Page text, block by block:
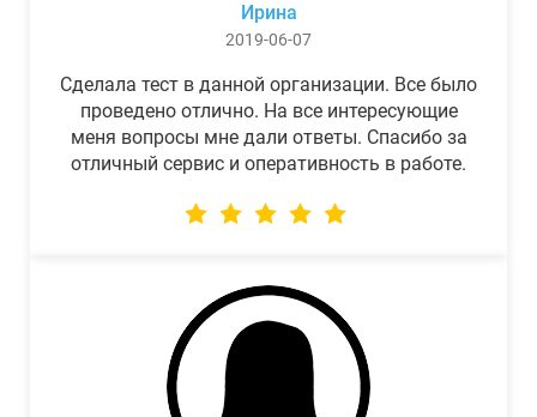
Ирина
2019-06-07
Сделала тест в данной организации. Все было
проведено отлично. На все интересующие
меня вопросы мне дали ответы. Спасибо за
отличный сервис и оперативность в работе.